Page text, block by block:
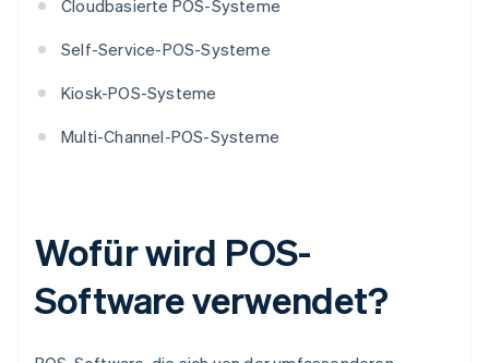
Cloudbasierte POS-Systeme
Self-Service-POS-Systeme
Kiosk-POS-Systeme
Multi-Channel-POS-Systeme
Wofür wird POS-
Software verwendet?